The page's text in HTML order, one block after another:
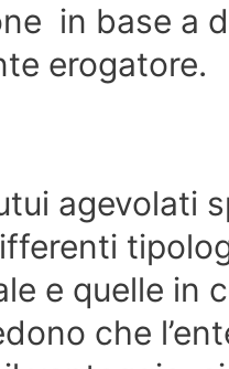
in base a
erogatore.
agevolati
e quelle in
che